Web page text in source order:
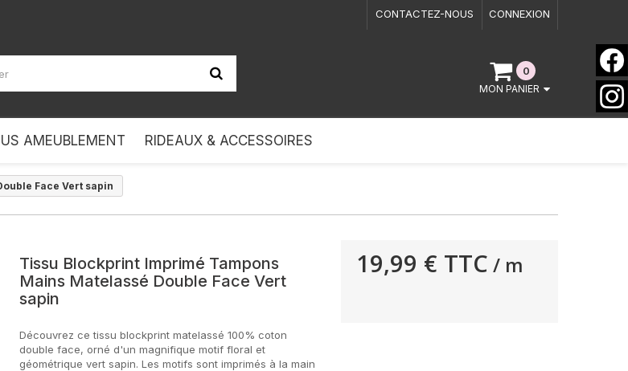
CONNEXION
CONTACTEZ-NOUS
0
MON PANIER
AMEUBLEMENT RIDEAUX & ACCESSOIRES
Face Vert sapin
Tissu Blockprint Imprimé Tampons
Mains Matelassé Double Face Vert
sapin
Découvrez ce tissu blockprint matelassé 100% coton
double face, orné d'un magnifique motif floral et
géométrique vert sapin. Les motifs sont imprimés à la main
19,99 € TTC / m